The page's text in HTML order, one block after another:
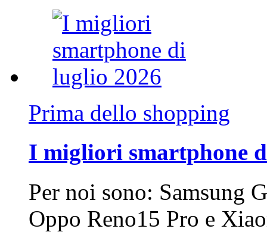
Prima dello shopping
I migliori smartphone
Per noi sono: Samsung
Oppo Reno15 Pro e